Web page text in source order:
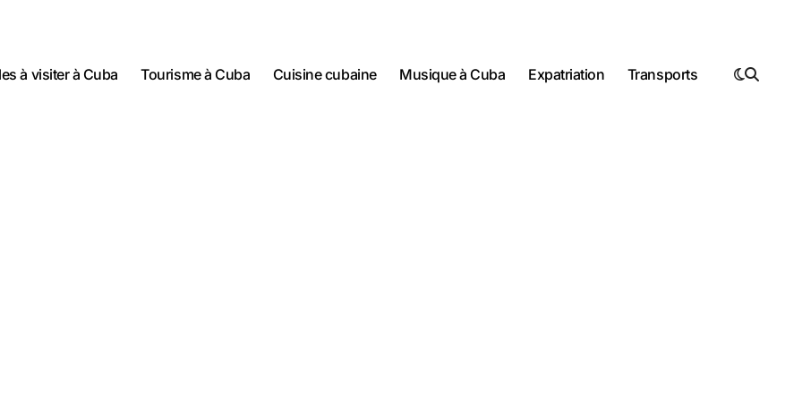
à visiter à Cuba
Tourisme à Cuba Cuisine cubaine Musique à Cuba Expatriation Transports